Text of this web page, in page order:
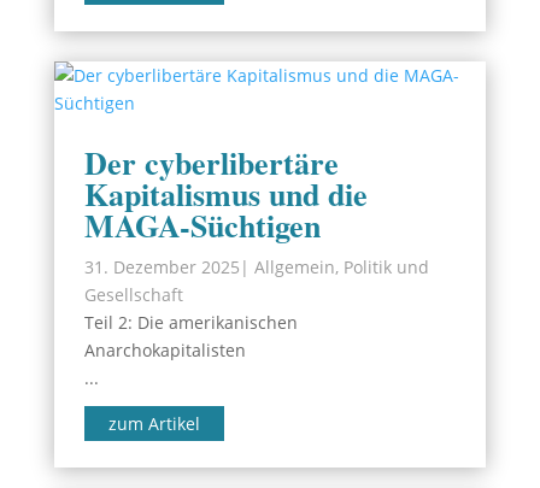
Der cyberlibertäre
Kapitalismus und die
MAGA-Süchtigen
31. Dezember 2025 | Allgemein, Politik und
Gesellschaft
Teil 2: Die amerikanischen
Anarchokapitalisten
...
zum Artikel